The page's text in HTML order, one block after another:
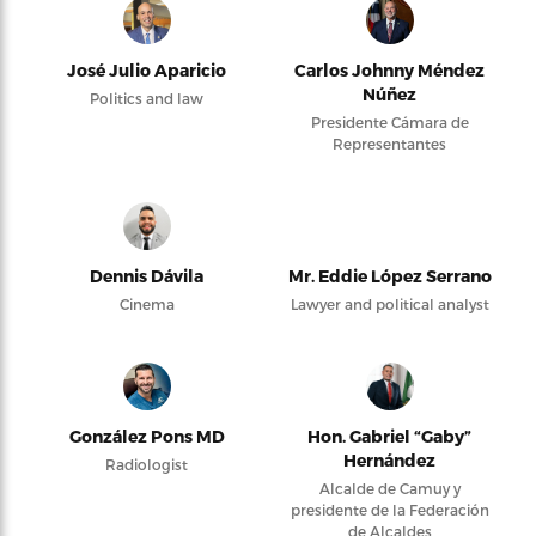
José Julio Aparicio
Politics and law
Carlos Johnny Méndez
Núñez
Presidente Cámara de
Representantes
Dennis Dávila
Cinema
Mr. Eddie López Serrano
Lawyer and political analyst
González Pons MD
Radiologist
Hon. Gabriel “Gaby”
Hernández
Alcalde de Camuy y
presidente de la Federación
de Alcaldes